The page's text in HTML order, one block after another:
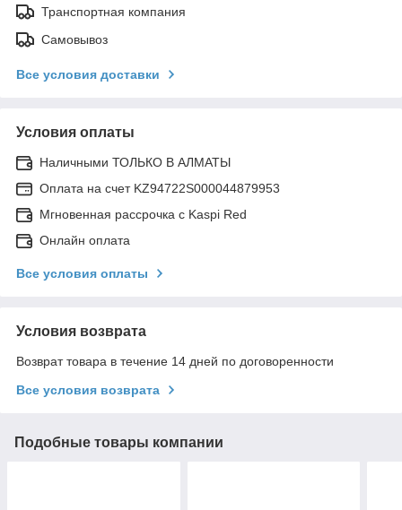
Транспортная компания
Самовывоз
Все условия доставки
Условия оплаты
Наличными ТОЛЬКО В АЛМАТЫ
Оплата на счет KZ94722S000044879953
Мгновенная рассрочка с Kaspi Red
Онлайн оплата
Все условия оплаты
Условия возврата
Возврат товара в течение 14 дней по договоренности
Все условия возврата
Подобные товары компании